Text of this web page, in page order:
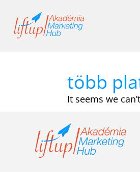
content
több
It seems we